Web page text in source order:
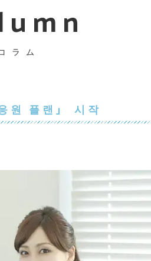
ラム
원 플랜」 시작